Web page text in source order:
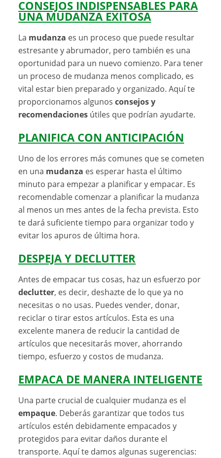
CONSEJOS INDISPENSABLES PARA
UNA MUDANZA EXITOSA
La mudanza es un proceso que puede resultar
estresante y abrumador, pero también es una
oportunidad para un nuevo comienzo. Para tener
un proceso de mudanza menos complicado, es
vital estar bien preparado y organizado. Aquí te
proporcionamos algunosconsejos y
recomendaciones útiles que podrían ayudarte.
PLANIFICA CON ANTICIPACIÓN
Uno de los errores más comunes que se cometen
en una mudanza es esperar hasta el último
minuto para empezar a planificar y empacar. Es
recomendable comenzar a planificar la mudanza
al menos un mes antes de la fecha prevista. Esto
te dará suficiente tiempo para organizar todo y
evitar los apuros de última hora.
DESPEJA Y DECLUTTER
Antes de empacar tus cosas, haz un esfuerzo por
declutter, es decir, deshazte de lo que ya no
necesitas o no usas. Puedes vender, donar,
reciclar o tirar estos artículos. Esta es una
excelente manera de reducir la cantidad de
artículos que necesitarás mover, ahorrando
tiempo, esfuerzo y costos de mudanza.
EMPACA DE MANERA INTELIGENTE
Una parte crucial de cualquier mudanza es el
empaque. Deberás garantizar que todos tus
artículos estén debidamente empacados y
protegidos para evitar daños durante el
transporte. Aquí te damos algunas sugerencias: